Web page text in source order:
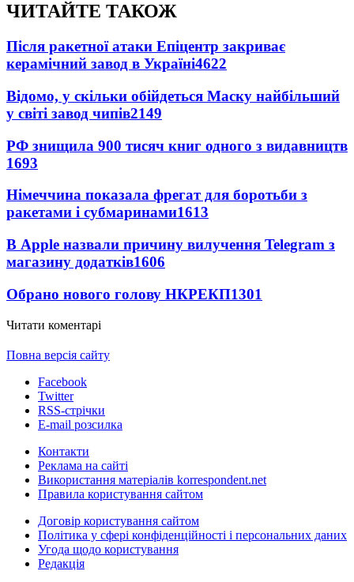
ЧИТАЙТЕ ТАКОЖ
Після ракетної атаки Епіцентр закриває
керамічний завод в Україні4622
Відомо, у скільки обійдеться Маску найбільший
у світі завод чипів2149
РФ знищила 900 тисяч книг одного з видавництв
1693
Німеччина показала фрегат для боротьби з
ракетами і субмаринами1613
В Apple назвали причину вилучення Telegram з
магазину додатків1606
Обрано нового голову НКРЕКП1301
Читати коментарі
Повна версія сайту
Facebook
Twitter
RSS-стрічки
E-mail розсилка
Контакти
Реклама на сайті
Використання матеріалів korrespondent.net
Правила користування сайтом
Договір користування сайтом
Політика у сфері конфіденційності і персональних даних
Угода щодо користування
Редакція